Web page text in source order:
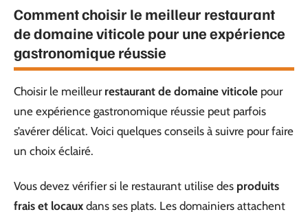
Comment choisir le meilleur restaurant
de domaine viticole pour une expérience
gastronomique réussie
Choisir le meilleur restaurant de domaine viticole pour
une expérience gastronomique réussie peut parfois
s’avérer délicat. Voici quelques conseils à suivre pour faire
un choix éclairé.
Vous devez vérifier si le restaurant utilise des produits
frais et locaux dans ses plats. Les domainiers attachent